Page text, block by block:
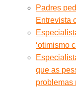
Padres
Entrevista
‘otimismo
que as
problemas